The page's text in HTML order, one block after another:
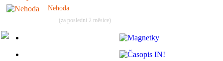
Nehoda
(za poslední 2 měsíce)